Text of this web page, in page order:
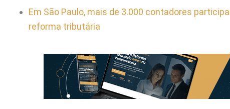
Em São Paulo, mais de 3.000 contadores
reforma tributária